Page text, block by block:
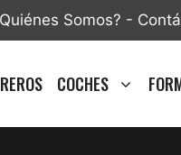
Somos? -
COCHES